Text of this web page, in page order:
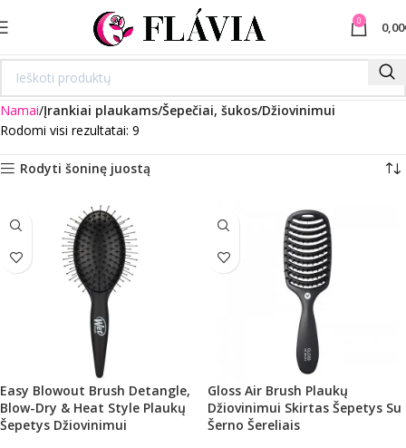
0 0,00
Namai Įrankiai plaukams/Šepečiai, šukos/Džiovinimui
Rodomi visi rezultatai: 9
Rodyti šoninę juostą
Easy Blowout Brush Detangle,
Blow-Dry & Heat Style Plaukų
Šepetys Džiovinimui
Gloss Air Brush Plaukų
Džiovinimui Skirtas Šepetys Su
Šerno Šereliais